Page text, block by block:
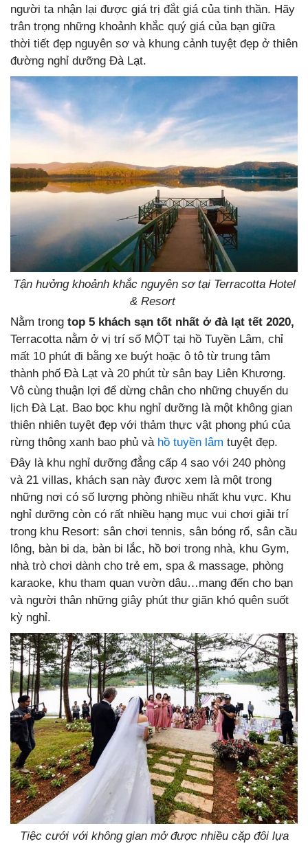
người ta nhận lại được giá trị đắt giá của tinh thần. Hãy
trân trọng những khoảnh khắc quý giá của bạn giữa
thời tiết đẹp nguyên sơ và khung cảnh tuyệt đẹp ở thiên
đường nghỉ dưỡng Đà Lạt.
Tận hưởng khoảnh khắc nguyên sơ tại Terracotta Hotel
& Resort
Nằm trong top 5 khách sạn tốt nhất ở đà lạt tết 2020,
Terracotta nằm ở vị trí số MỘT tại hồ Tuyền Lâm, chỉ
mất 10 phút đi bằng xe buýt hoặc ô tô từ trung tâm
thành phố Đà Lạt và 20 phút từ sân bay Liên Khương.
Vô cùng thuận lợi để dừng chân cho những chuyến du
lịch Đà Lạt. Bao bọc khu nghỉ dưỡng là một không gian
thiên nhiên tuyệt đẹp với thảm thực vật phong phú của
rừng thông xanh bao phủ và hồ tuyền lâm tuyệt đẹp.
Đây là khu nghỉ dưỡng đẳng cấp 4 sao với 240 phòng
và 21 villas, khách sạn này được xem là một trong
những nơi có số lượng phòng nhiều nhất khu vực. Khu
nghỉ dưỡng còn có rất nhiều hạng mục vui chơi giải trí
trong khu Resort: sân chơi tennis, sân bóng rổ, sân cầu
lông, bàn bi da, bàn bi lắc, hồ bơi trong nhà, khu Gym,
nhà trò chơi dành cho trẻ em, spa & massage, phòng
karaoke, khu tham quan vườn dâu…mang đến cho bạn
và người thân những giây phút thư giãn khó quên suốt
kỳ nghỉ.
Tiệc cưới với không gian mở được nhiều cặp đôi lựa